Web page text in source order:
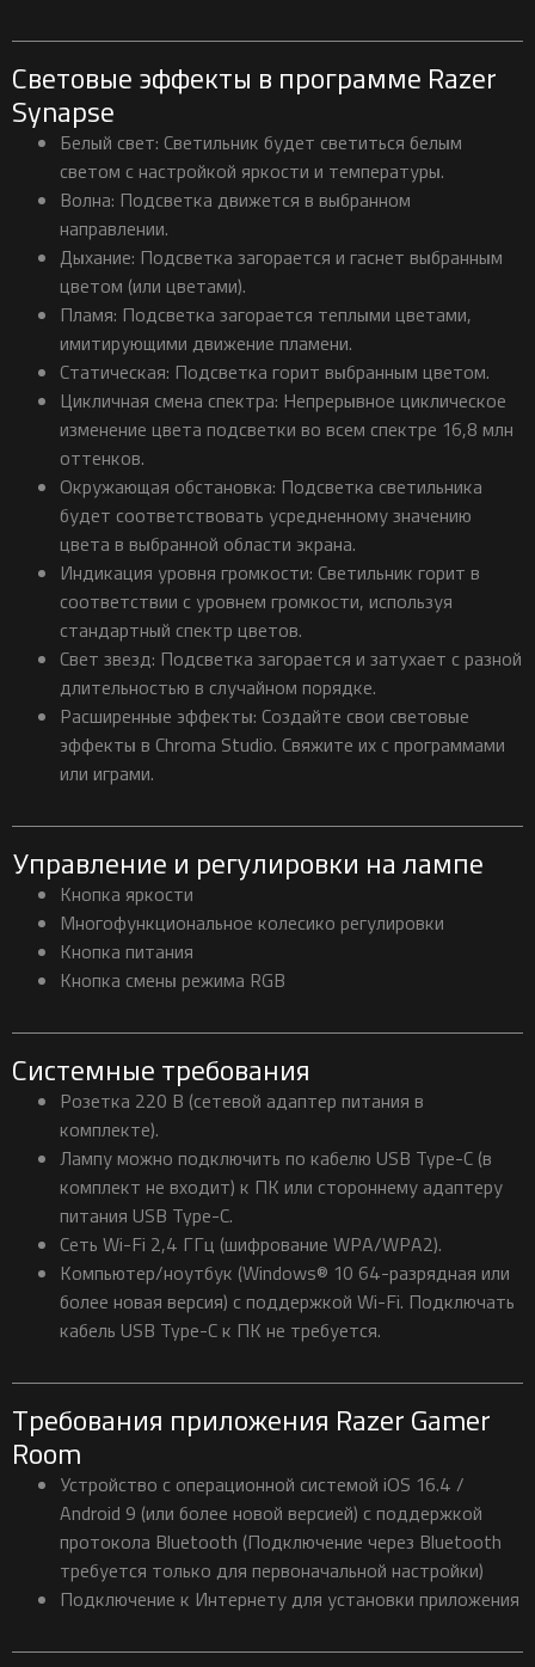
Световые эффекты в программе Razer
Synapse
Белый свет: Светильник будет светиться белым
светом с настройкой яркости и температуры.
Волна: Подсветка движется в выбранном
направлении.
Дыхание: Подсветка загорается и гаснет выбранным
цветом (или цветами).
Пламя: Подсветка загорается теплыми цветами,
имитирующими движение пламени.
Статическая: Подсветка горит выбранным цветом.
Цикличная смена спектра: Непрерывное циклическое
изменение цвета подсветки во всем спектре 16,8 млн
оттенков.
Окружающая обстановка: Подсветка светильника
будет соответствовать усредненному значению
цвета в выбранной области экрана.
Индикация уровня громкости: Светильник горит в
соответствии с уровнем громкости, используя
стандартный спектр цветов.
Свет звезд: Подсветка загорается и затухает с разной
длительностью в случайном порядке.
Расширенные эффекты: Создайте свои световые
эффекты в Chroma Studio. Свяжите их с программами
или играми.
Управление и регулировки на лампе
Кнопка яркости
Многофункциональное колесико регулировки
Кнопка питания
Кнопка смены режима RGB
Системные требования
Розетка 220 В (сетевой адаптер питания в
комплекте).
Лампу можно подключить по кабелю USB Type-C (в
комплект не входит) к ПК или стороннему адаптеру
питания USB Type-C.
Сеть Wi-Fi 2,4 ГГц (шифрование WPA/WPA2).
Компьютер/ноутбук (Windows® 10 64-разрядная или
более новая версия) с поддержкой Wi-Fi. Подключать
кабель USB Type-C к ПК не требуется.
Требования приложения Razer Gamer
Room
Устройство с операционной системой iOS 16.4 /
Android 9 (или более новой версией) с поддержкой
протокола Bluetooth (Подключение через Bluetooth
требуется только для первоначальной настройки)
Подключение к Интернету для установки приложения